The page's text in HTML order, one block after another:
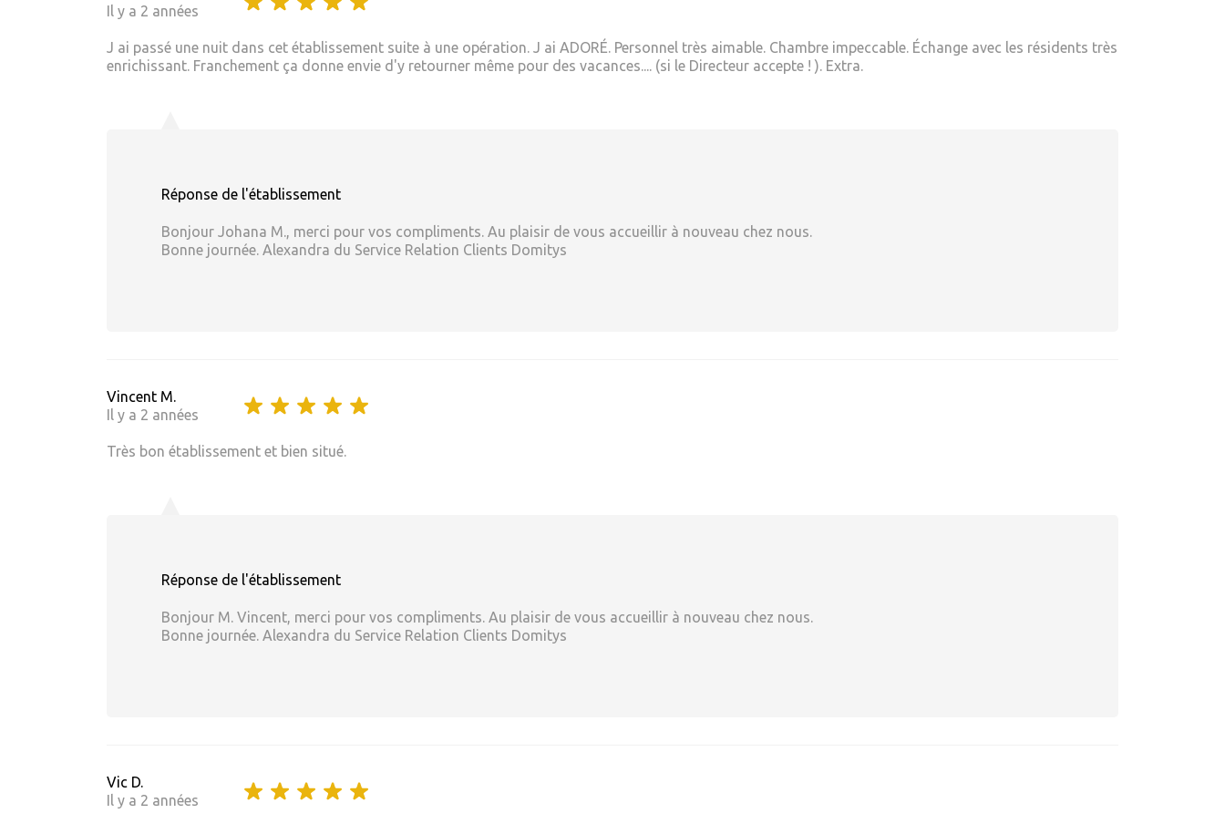
Il y a 2 années
J ai passé une nuit dans cet établissement suite à une opération. J ai ADORÉ. Personnel très aimable. Chambre impeccable. Échange avec les résidents très
enrichissant. Franchement ça donne envie d'y retourner même pour des vacances.... (si le Directeur accepte ! ). Extra.
Réponse de l'établissement
Bonjour Johana M., merci pour vos compliments. Au plaisir de vous accueillir à nouveau chez nous.
Bonne journée. Alexandra du Service Relation Clients Domitys
Vincent M.
Il y a 2 années
Très bon établissement et bien situé.
Réponse de l'établissement
Bonjour M. Vincent, merci pour vos compliments. Au plaisir de vous accueillir à nouveau chez nous.
Bonne journée. Alexandra du Service Relation Clients Domitys
Vic D.
Il y a 2 années